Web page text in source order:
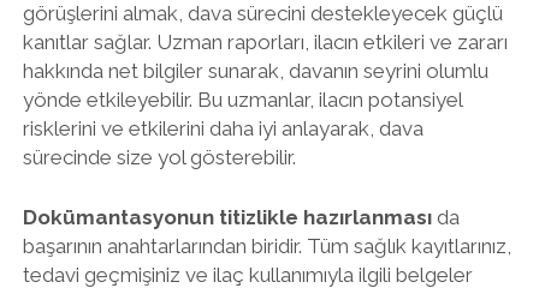
görüşlerini almak, dava sürecini destekleyecek güçlü
kanıtlar sağlar. Uzman raporları, ilacın etkileri ve zararı
hakkında net bilgiler sunarak, davanın seyrini olumlu
yönde etkileyebilir. Bu uzmanlar, ilacın potansiyel
risklerini ve etkilerini daha iyi anlayarak, dava
sürecinde size yol gösterebilir.
Dokümantasyonun titizlikle hazırlanmasıda
başarının anahtarlarından biridir. Tüm sağlık kayıtlarınız,
tedavi geçmişiniz ve ilaç kullanımıyla ilgili belgeler